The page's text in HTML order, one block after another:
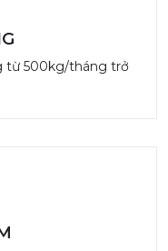
từ 500kg/tháng trở